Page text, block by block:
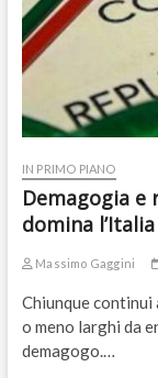
IN PRIMO PIANO
Demagogia
domina l’Italia
Massimo Gaggini
Chiunque continui
o meno larghi da
demagogo.…